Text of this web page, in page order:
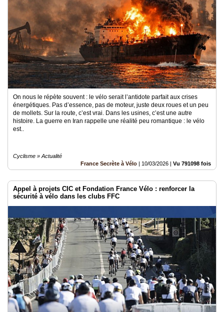
On nous le répète souvent : le vélo serait l’antidote parfait aux crises
énergétiques. Pas d’essence, pas de moteur, juste deux roues et un peu
de mollets. Sur la route, c’est vrai. Dans les usines, c’est une autre
histoire. La guerre en Iran rappelle une réalité peu romantique : le vélo
est..
Cyclisme » Actualité
France Secrète à Vélo | 10/03/2026 | Vu 791098 fois
Appel à projets CIC et Fondation France Vélo : renforcer la
sécurité à vélo dans les clubs FFC